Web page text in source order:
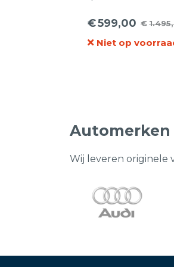
lichtmetalen
9833892580
16inch + Michelin
16 91H E-Primacy
€
prijs
€599,00
Huidige
prijs
Niet op
Wij leveren originele